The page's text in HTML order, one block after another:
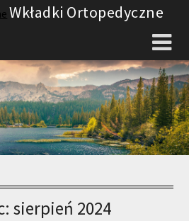
Wkładki Ortopedyczne
sierpień 2024